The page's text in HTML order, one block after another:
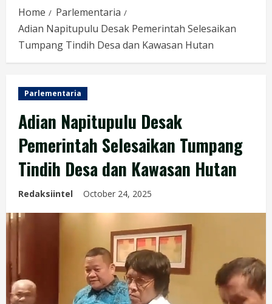
Home
Parlementaria
Adian Napitupulu Desak Pemerintah Selesaikan
Tumpang Tindih Desa dan Kawasan Hutan
Parlementaria
Adian Napitupulu Desak
Pemerintah Selesaikan Tumpang
Tindih Desa dan Kawasan Hutan
Redaksiintel October 24, 2025